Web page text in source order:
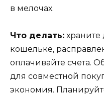
в мелочах.
Что делать: храните
кошельке,
оплачивайте счета.
для совместной
экономия.